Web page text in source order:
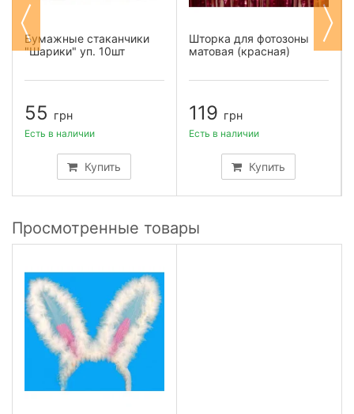
Бумажные стаканчики
"Шарики" уп. 10шт
55 грн
Купить
Есть в наличии
Шторка для фотозоны
матовая (красная)
119 грн
Купить
Есть в наличии
Просмотренные товары